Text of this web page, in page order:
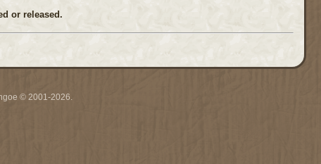
or released.
© 2001-2026.